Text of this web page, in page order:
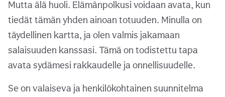
Mutta älä huoli. Elämänpolkusi voidaan avata, kun
tiedät tämän yhden ainoan totuuden. Minulla on
täydellinen kartta, ja olen valmis jakamaan
salaisuuden kanssasi. Tämä on todistettu tapa
avata sydämesi rakkaudelle ja onnellisuudelle.
Se on valaiseva ja henkilökohtainen suunnitelma